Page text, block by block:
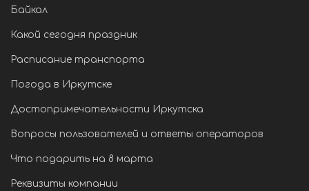
Байкал
Какой сегодня праздник
Расписание транспорта
Погода в Иркутске
Достопримечательности Иркутска
Вопросы пользователей и ответы операторов
Что подарить на 8 марта
Реквизиты компании